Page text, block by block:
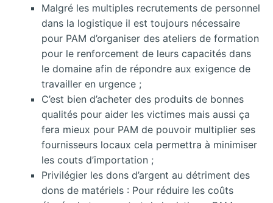
Malgré les multiples recrutements de personnel
dans la logistique il est toujours nécessaire
pour PAM d’organiser des ateliers de formation
pour le renforcement de leurs capacités dans
le domaine afin de répondre aux exigence de
travailler en urgence ;
C’est bien d’acheter des produits de bonnes
qualités pour aider les victimes mais aussi ça
fera mieux pour PAM de pouvoir multiplier ses
fournisseurs locaux cela permettra à minimiser
les couts d’importation ;
Privilégier les dons d’argent au détriment des
dons de matériels : Pour réduire les coûts